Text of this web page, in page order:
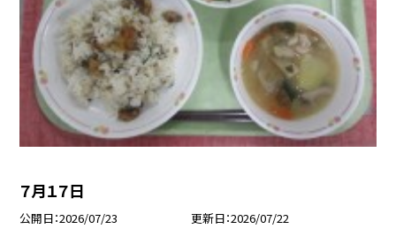
７月１７日
公開日 2026/07/23 更新日 2026/07/22